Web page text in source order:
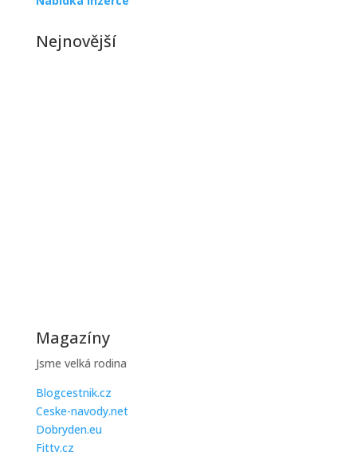
Nejnovější
Magazíny
Jsme velká rodina
Blogcestnik.cz
Ceske-navody.net
Dobryden.eu
Fitty.cz